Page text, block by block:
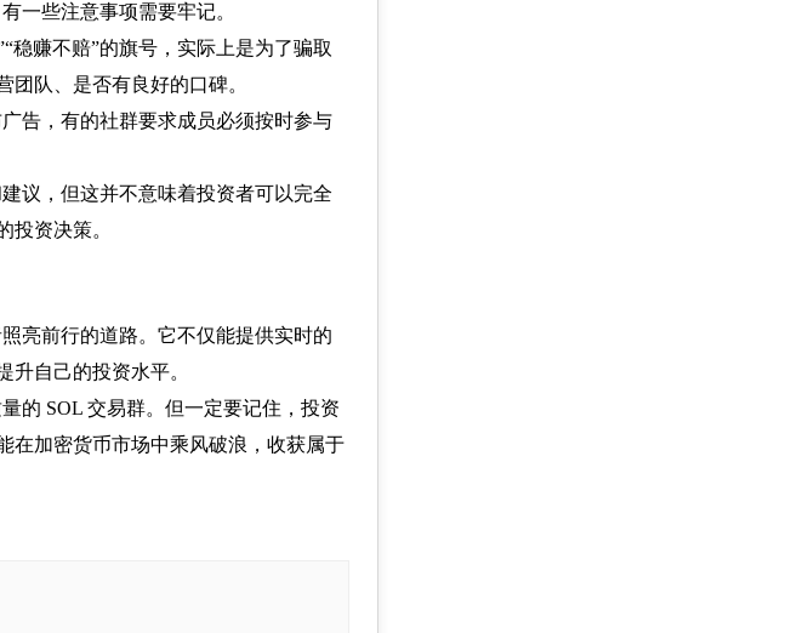
一些注意事项需要牢记。
稳赚不赔”的旗号，实际上是为了骗取
队、是否有良好的口碑。
告，有的社群要求成员必须按时参与
议，但这并不意味着投资者可以完全
投资决策。
亮前行的道路。它不仅能提供实时的
自己的投资水平。
的 SOL 交易群。但一定要记住，投资
在加密货币市场中乘风破浪，收获属于